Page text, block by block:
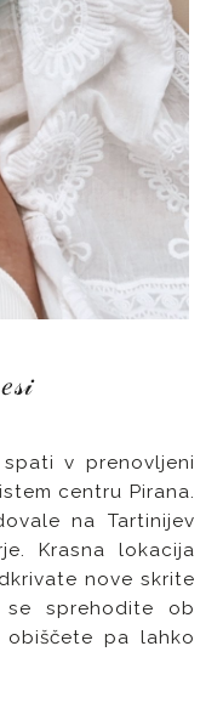
v prenovljeni
centru Pirana.
na Tartinijev
Krasna lokacija
nove skrite
sprehodite ob
pa lahko